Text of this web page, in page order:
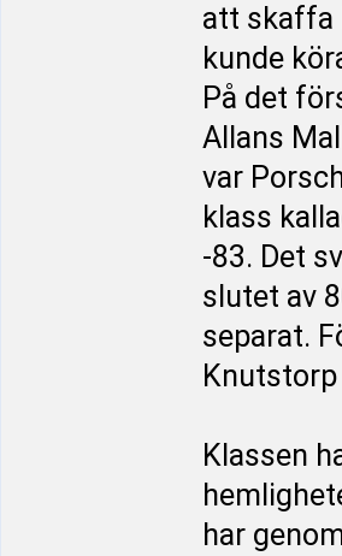
att skaffa
kunde
På det
Allans
var
klass
-83. Det
slutet av
separat.
Klassen
har